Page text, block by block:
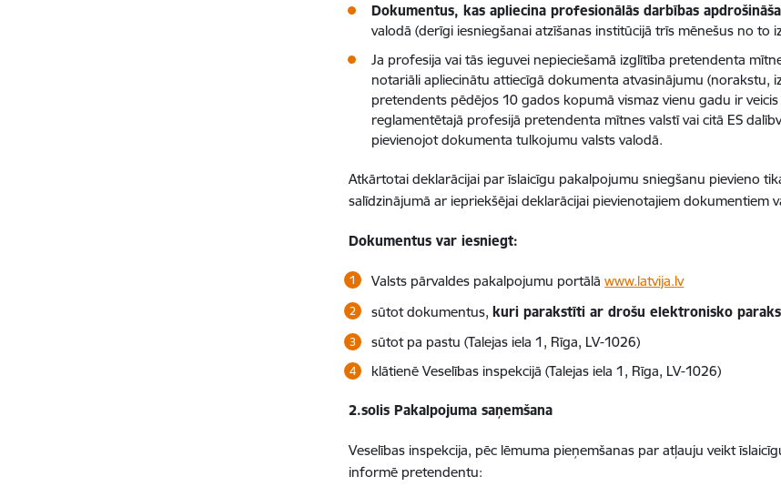
Dokumentus, kas apliecina profesionālās darbības
valodā (derīgi iesniegšanai atzīšanas institūcijā trīs mēnešus no to
Ja profesija vai tās ieguvei nepieciešamā izglītība pretendenta
notariāli apliecinātu attiecīgā dokumenta atvasinājumu (norakstu,
pretendents pēdējos 10 gados kopumā vismaz vienu gadu ir
reglamentētajā profesijā pretendenta mītnes valstī vai citā ES
pievienojot dokumenta tulkojumu valsts valodā.
Atkārtotai deklarācijai par īslaicīgu pakalpojumu sniegšanu pievieno
salīdzinājumā ar iepriekšējai deklarācijai pievienotajiem dokumentiem
Dokumentus var iesniegt:
Valsts pārvaldes pakalpojumu portālāwww.latvija.lv
sūtot dokumentus,kuri parakstīti ar drošu elektronisko
sūtot pa pastu (Talejas iela 1, Rīga, LV-1026)
klātienē Veselības inspekcijā (Talejas iela 1, Rīga, LV-1026)
2.solis Pakalpojuma saņemšana
Veselības inspekcija, pēc lēmuma pieņemšanas par atļauju veikt
informē pretendentu: